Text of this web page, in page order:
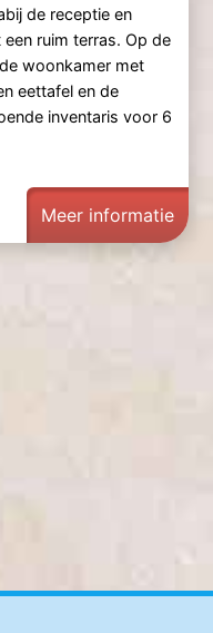
de receptie en
ruim terras. Op de
woonkamer met
eettafel en de
inventaris voor 6
Meer informatie